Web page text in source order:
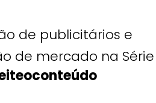
de publicitários e
de mercado na Série